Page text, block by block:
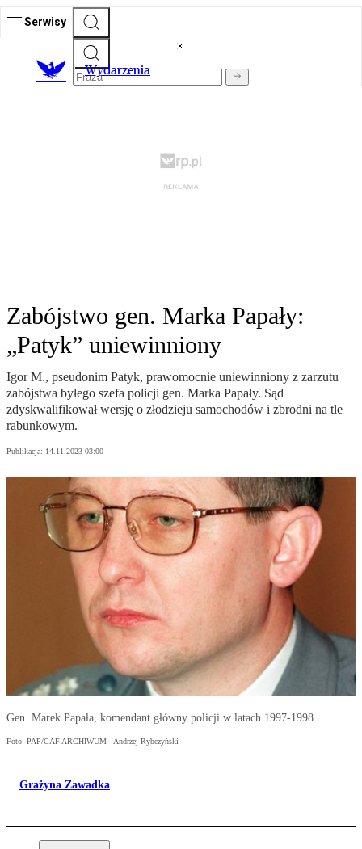
Serwisy
Wydarzenia
Zabójstwo gen. Marka Papały:
„Patyk” uniewinniony
Igor M., pseudonim Patyk, prawomocnie uniewinniony z zarzutu
zabójstwa byłego szefa policji gen. Marka Papały. Sąd
zdyskwalifikował wersję o złodzieju samochodów i zbrodni na tle
rabunkowym.
Publikacja: 14.11.2023 03:00
Gen. Marek Papała, komendant główny policji w latach 1997-1998
Foto: PAP/CAF ARCHIWUM - Andrzej Rybczyński
Grażyna Zawadka